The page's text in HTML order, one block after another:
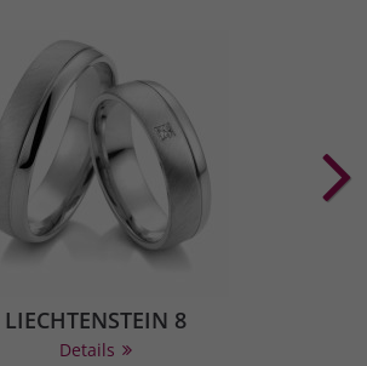
LIECHTENSTEIN 8
Details